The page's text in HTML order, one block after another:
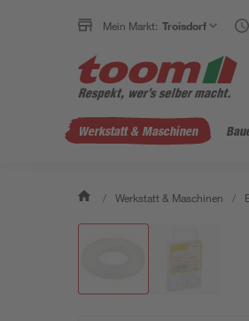
Mein Markt: Troisdorf
Werkstatt & Maschinen
/ Werkstatt & Maschinen /